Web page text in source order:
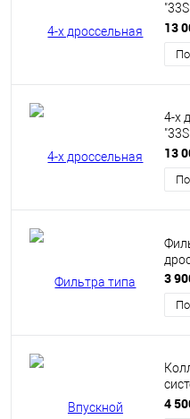
13
4-х
13
3
07.
4